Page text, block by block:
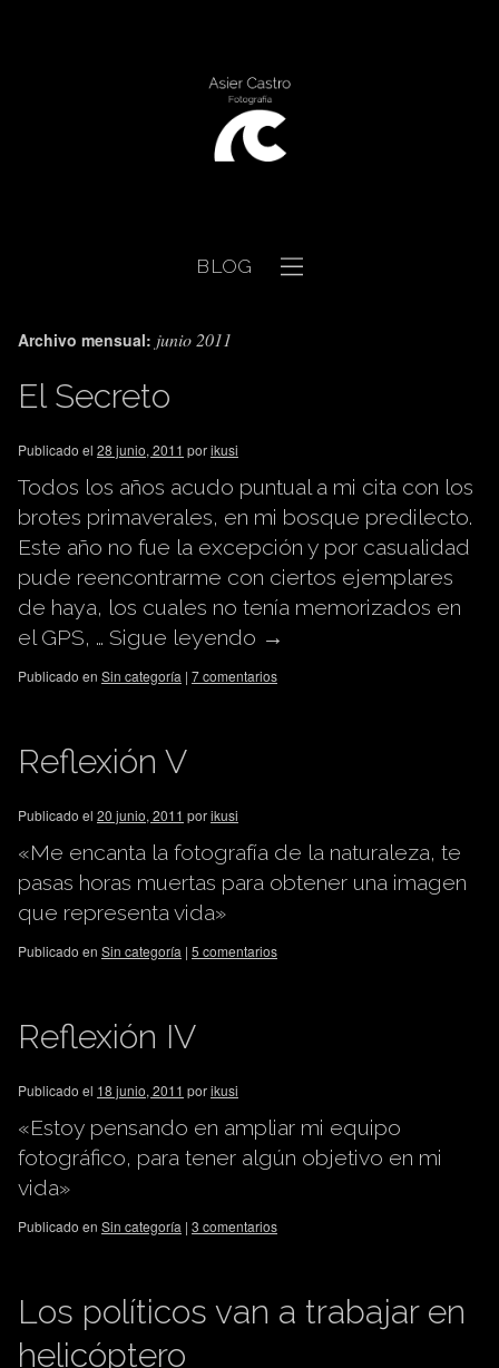
BLOG
Archivo mensual: junio 2011
El Secreto
Publicado el 28 junio, 2011 porikusi
Todos los años acudo puntual a mi cita con los
brotes primaverales, en mi bosque predilecto.
Este año no fue la excepción y por casualidad
pude reencontrarme con ciertos ejemplares
de haya, los cuales no tenía memorizados en
el GPS, … Sigue leyendo →
Publicado en Sin categoría | 7 comentarios
Reflexión V
Publicado el 20 junio, 2011 porikusi
«Me encanta la fotografía de la naturaleza, te
pasas horas muertas para obtener una imagen
que representa vida»
Publicado en Sin categoría | 5 comentarios
Reflexión IV
Publicado el 18 junio, 2011 porikusi
«Estoy pensando en ampliar mi equipo
fotográfico, para tener algún objetivo en mi
vida»
Publicado en Sin categoría | 3 comentarios
Los políticos van a trabajar en
helicóptero